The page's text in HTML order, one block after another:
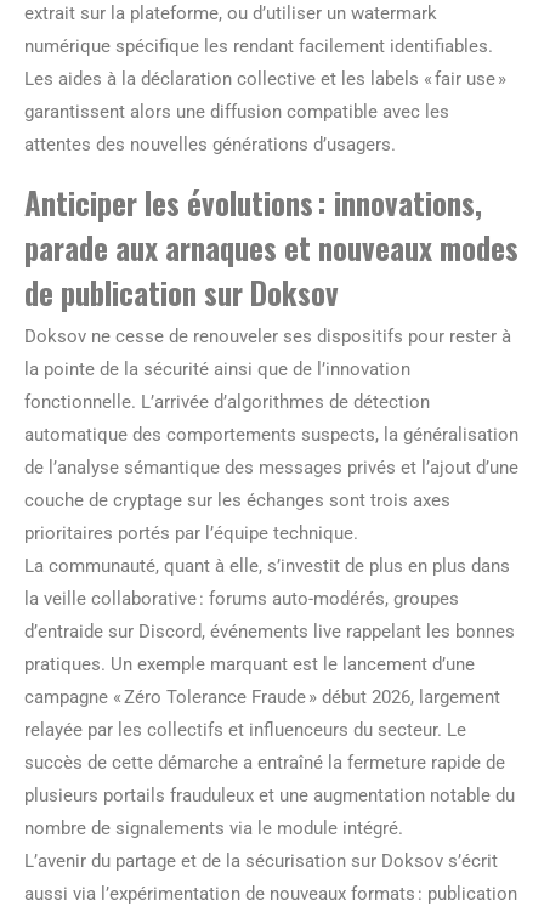
extrait sur la plateforme, ou d’utiliser un watermark
numérique spécifique les rendant facilement identifiables.
Les aides à la déclaration collective et les labels « fair use »
garantissent alors une diffusion compatible avec les
attentes des nouvelles générations d’usagers.
Anticiper les évolutions : innovations,
parade aux arnaques et nouveaux modes
de publication sur Doksov
Doksov ne cesse de renouveler ses dispositifs pour rester à
la pointe de la sécurité ainsi que de l’innovation
fonctionnelle. L’arrivée d’algorithmes de détection
automatique des comportements suspects, la généralisation
de l’analyse sémantique des messages privés et l’ajout d’une
couche de cryptage sur les échanges sont trois axes
prioritaires portés par l’équipe technique.
La communauté, quant à elle, s’investit de plus en plus dans
la veille collaborative : forums auto-modérés, groupes
d’entraide sur Discord, événements live rappelant les bonnes
pratiques. Un exemple marquant est le lancement d’une
campagne « Zéro Tolerance Fraude » début 2026, largement
relayée par les collectifs et influenceurs du secteur. Le
succès de cette démarche a entraîné la fermeture rapide de
plusieurs portails frauduleux et une augmentation notable du
nombre de signalements via le module intégré.
L’avenir du partage et de la sécurisation sur Doksov s’écrit
aussi via l’expérimentation de nouveaux formats : publication